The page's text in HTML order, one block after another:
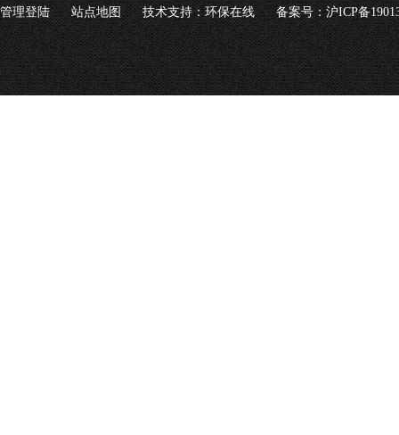
管理登陆 站点地图 技术支持：环保在线 备案号：沪ICP备